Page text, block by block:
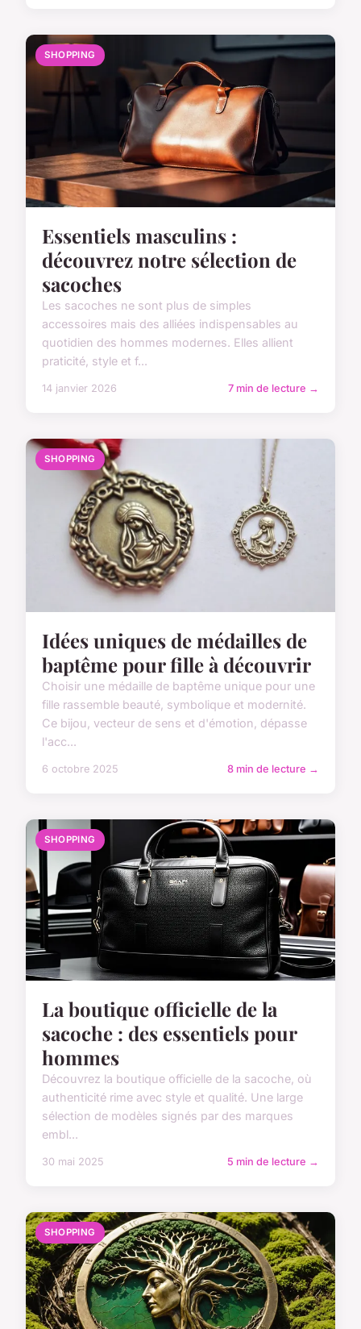
SHOPPING
Essentiels masculins :
découvrez notre sélection de
sacoches
Les sacoches ne sont plus de simples
accessoires mais des alliées indispensables au
quotidien des hommes modernes. Elles allient
praticité, style et f...
14 janvier 2026 7 min de lecture →
SHOPPING
Idées uniques de médailles de
baptême pour fille à découvrir
Choisir une médaille de baptême unique pour une
fille rassemble beauté, symbolique et modernité.
Ce bijou, vecteur de sens et d'émotion, dépasse
l'acc...
6 octobre 2025 8 min de lecture →
SHOPPING
La boutique officielle de la
sacoche : des essentiels pour
hommes
Découvrez la boutique officielle de la sacoche, où
authenticité rime avec style et qualité. Une large
sélection de modèles signés par des marques
embl...
30 mai 2025 5 min de lecture →
SHOPPING